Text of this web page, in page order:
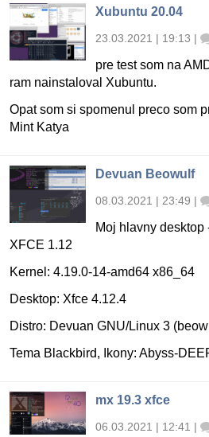
Xubuntu 20.04
23.03.2021 | 19:13 |
pre test som na
ram nainstaloval Xubuntu.
Opat som si spomenul preco som
Mint Katya
Devuan Beowulf
08.03.2021 | 23:49 |
Moj hlavny
XFCE 1.12
Kernel: 4.19.0-14-amd64 x86_64
Desktop: Xfce 4.12.4
Distro: Devuan GNU/Linux 3
Tema Blackbird, Ikony: Abyss-
mx 19.3 xfce
06.03.2021 | 12:41 |